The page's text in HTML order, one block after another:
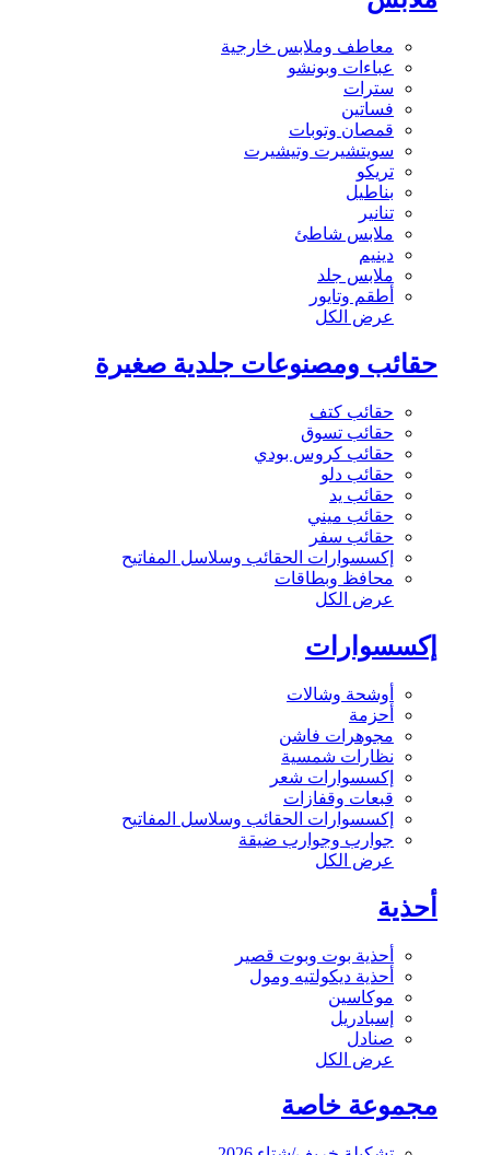
معاطف وملابس خارجية
عباءات وبونشو
سترات
فساتين
قمصان وتوبات
سويتشيرت وتيشيرت
تريكو
بناطيل
تنانير
ملابس شاطئ
دينيم
ملابس جلد
أطقم وتايور
عرض الكل
حقائب ومصنوعات جلدية صغيرة
حقائب كتف
حقائب تسوق
حقائب كروس بودي
حقائب دلو
حقائب يد
حقائب ميني
حقائب سفر
إكسسوارات الحقائب وسلاسل المفاتيح
محافظ وبطاقات
عرض الكل
إكسسوارات
أوشحة وشالات
أحزمة
مجوهرات فاشن
نظارات شمسية
إكسسوارات شعر
قبعات وقفازات
إكسسوارات الحقائب وسلاسل المفاتيح
جوارب وجوارب ضيقة
عرض الكل
أحذية
أحذية بوت وبوت قصير
أحذية ديكولتيه ومول
موكاسين
إسبادريل
صنادل
عرض الكل
مجموعة خاصة